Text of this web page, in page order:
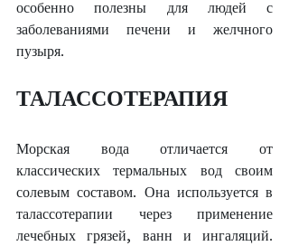
особенно полезны для людей с
заболеваниями печени и желчного
пузыря.
ТАЛАССОТЕРАПИЯ
Морская вода отличается от
классических термальных вод своим
солевым составом. Она используется в
талассотерапии через применение
лечебных грязей, ванн и ингаляций.